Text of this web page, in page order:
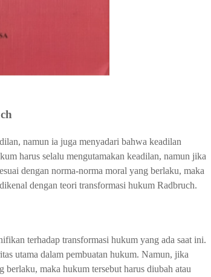
namun ia juga menyadari bahwa keadilan
harus selalu mengutamakan keadilan, namun jika
dengan norma-norma moral yang berlaku, maka
dengan teori transformasi hukum Radbruch.
terhadap transformasi hukum yang ada saat ini.
utama dalam pembuatan hukum. Namun, jika
maka hukum tersebut harus diubah atau